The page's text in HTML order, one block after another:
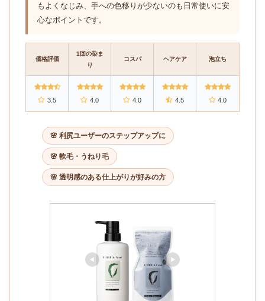
もよくなじみ、手への色移りが少ないのも日常使いに安
心なポイントです。
価格評価
1回の染ま
り
コスパ ヘアケア 泡立ち
3.5 4.0 4.0 4.5 4.0
🌸 利尻ユーザーのステップアップに
🌸 軟毛・うねり毛
🌸 透明感のある仕上がりが好みの方